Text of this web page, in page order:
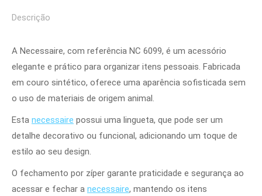
Descrição
A Necessaire, com referência NC 6099, é um acessório
elegante e prático para organizar itens pessoais. Fabricada
em couro sintético, oferece uma aparência sofisticada sem
o uso de materiais de origem animal.
Esta necessaire possui uma lingueta, que pode ser um
detalhe decorativo ou funcional, adicionando um toque de
estilo ao seu design.
O fechamento por zíper garante praticidade e segurança ao
acessar e fechar a necessaire, mantendo os itens